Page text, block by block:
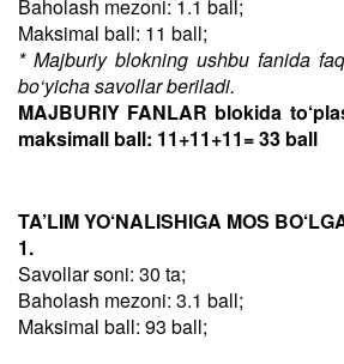
Baholash mezoni: 1.1 ball;
Maksimal ball: 11 ball;
* Majburiy blokning ushbu fanida
bo‘yicha savollar beriladi.
MAJBURIY FANLAR blokida
maksimall ball: 11+11+11= 33 ball
TA’LIM YO‘NALISHIGA MOS
1.
Savollar soni: 30 ta;
Baholash mezoni: 3.1 ball;
Maksimal ball: 93 ball;